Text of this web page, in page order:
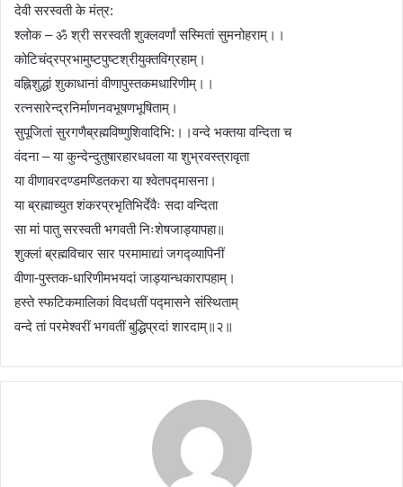
देवी सरस्वती के मंत्र:
श्लोक – ॐ श्री सरस्वती शुक्लवर्णां सस्मितां सुमनोहराम्।।
कोटिचंद्रप्रभामुष्टपुष्टश्रीयुक्तविग्रहाम्।
वह्निशुद्धां शुकाधानां वीणापुस्तकमधारिणीम्।।
रत्नसारेन्द्रनिर्माणनवभूषणभूषिताम्।
सुपूजितां सुरगणैब्रह्मविष्णुशिवादिभि:।।वन्दे भक्तया वन्दिता च
वंदना – या कुन्देन्दुतुषारहारधवला या शुभ्रवस्त्रावृता
या वीणावरदण्डमण्डितकरा या श्वेतपद्मासना।
या ब्रह्माच्युत शंकरप्रभृतिभिर्देवैः सदा वन्दिता
सा मां पातु सरस्वती भगवती निःशेषजाड्यापहा॥
शुक्लां ब्रह्मविचार सार परमामाद्यां जगद्व्यापिनीं
वीणा-पुस्तक-धारिणीमभयदां जाड्यान्धकारापहाम्‌।
हस्ते स्फटिकमालिकां विदधतीं पद्मासने संस्थिताम्‌
वन्दे तां परमेश्वरीं भगवतीं बुद्धिप्रदां शारदाम्‌॥२॥